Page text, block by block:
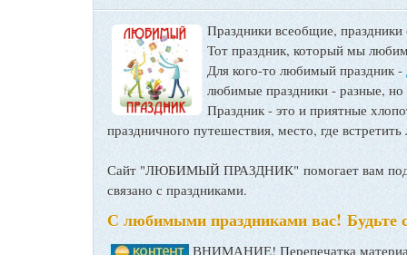
Праздники всеобщие,
Тот праздник, который мы
Для кого-то любимый праздник -
любимые праздники - разные,
Праздник - это и приятные
праздничного путешествия, место, где
Сайт "ЛЮБИМЫЙ ПРАЗДНИК" помогает вам
связано с праздниками.
С любимыми праздниками вас! Будьте
ВНИМАНИЕ! Перепечатка